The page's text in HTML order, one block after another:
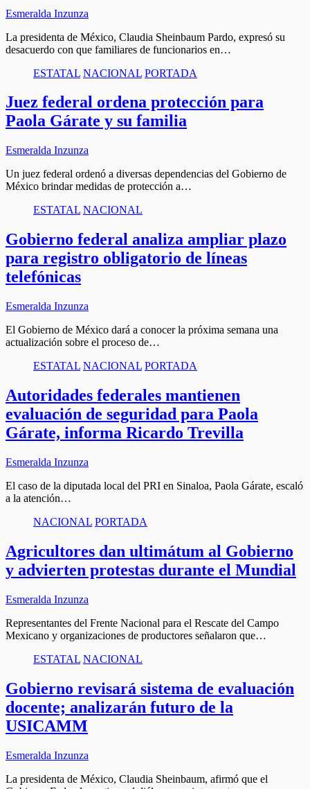
Esmeralda Inzunza
La presidenta de México, Claudia Sheinbaum Pardo, expresó su
desacuerdo con que familiares de funcionarios en…
ESTATAL NACIONAL PORTADA
Juez federal ordena protección para
Paola Gárate y su familia
Esmeralda Inzunza
Un juez federal ordenó a diversas dependencias del Gobierno de
México brindar medidas de protección a…
ESTATAL NACIONAL
Gobierno federal analiza ampliar plazo
para registro obligatorio de líneas
telefónicas
Esmeralda Inzunza
El Gobierno de México dará a conocer la próxima semana una
actualización sobre el proceso de…
ESTATAL NACIONAL PORTADA
Autoridades federales mantienen
evaluación de seguridad para Paola
Gárate, informa Ricardo Trevilla
Esmeralda Inzunza
El caso de la diputada local del PRI en Sinaloa, Paola Gárate, escaló
a la atención…
NACIONAL PORTADA
Agricultores dan ultimátum al Gobierno
y advierten protestas durante el Mundial
Esmeralda Inzunza
Representantes del Frente Nacional para el Rescate del Campo
Mexicano y organizaciones de productores señalaron que…
ESTATAL NACIONAL
Gobierno revisará sistema de evaluación
docente; analizarán futuro de la
USICAMM
Esmeralda Inzunza
La presidenta de México, Claudia Sheinbaum, afirmó que el